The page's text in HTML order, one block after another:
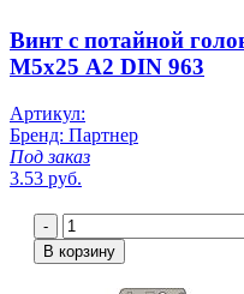
Винт с потайной
M5х25 A2 DIN 963
Артикул:
Бренд: Партнер
Под заказ
3.53 руб.
-
В корзину